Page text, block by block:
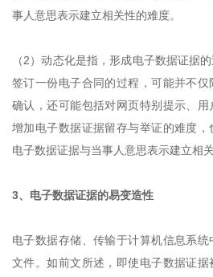
事人意思表示建立相关性的难度。
（2）动态化是指，形成电子数据证据
签订一份电子合同的过程，可能并不
确认，还可能包括对网页特别提示、
增加电子数据证据留存与举证的难度
电子数据证据与当事人意思表示建立相关
3、电子数据证据的易变造性
电子数据存储、传输于计算机信息系
文件。如前文所述，即使电子数据证